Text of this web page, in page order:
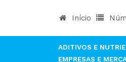
Início
ADITIVOS E
EMPRESAS E